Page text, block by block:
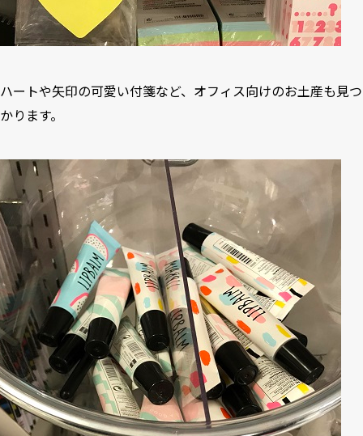
ハートや矢印の可愛い付箋など、オフィス向けのお土産も見つ
かります。